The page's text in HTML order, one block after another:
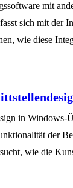
mit
sich mit der
wie diese
in Windows-
der
wie die